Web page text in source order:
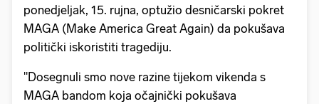
ponedjeljak, 15. rujna, optužio desničarski pokret
MAGA (Make America Great Again) da pokušava
politički iskoristiti tragediju.
"Dosegnuli smo nove razine tijekom vikenda s
MAGA bandom koja očajnički pokušava